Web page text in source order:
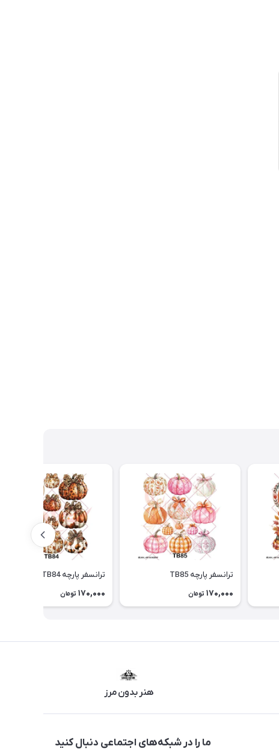
ترانسفر پارچه TB85
170,000 تومان
ترانسفر پارچه TB84
170,000 تومان
هنر بدون مرز
ما را در شبکه‌های اجتماعی دنبال کنید